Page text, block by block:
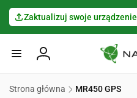
do
treści
Zaktualizuj swoje urządzenie
Zaloguj
Strona główna MR450 GPS
Pomiń,